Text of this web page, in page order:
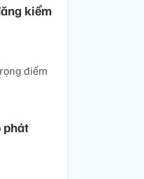
kiểm
điểm
phát